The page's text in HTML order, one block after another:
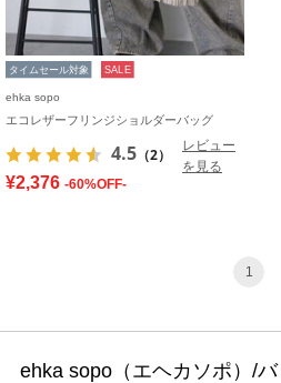
タイムセール対象 SALE
ehka sopo
エコレザーフリンジショルダーバッグ
4.5 （2）
レビュー
を見る
¥2,376 -60%OFF-
1
ehka sopo（エヘカソポ）/